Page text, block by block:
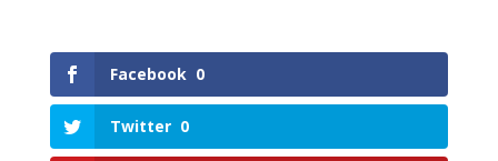
Facebook 0
Twitter 0